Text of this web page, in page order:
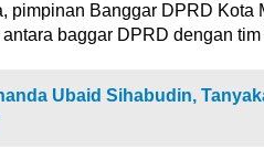
pimpinan Banggar DPRD Kota
baggar DPRD dengan
Ubaid Sihabudin,